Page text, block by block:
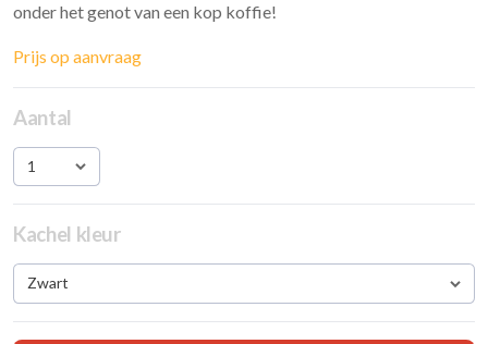
onder het genot van een kop koffie!
Prijs op aanvraag
Aantal
1
Kachel kleur
Zwart